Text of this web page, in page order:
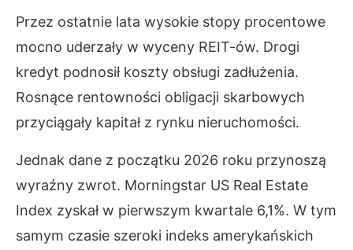
Przez ostatnie lata wysokie stopy procentowe
mocno uderzały w wyceny REIT-ów. Drogi
kredyt podnosił koszty obsługi zadłużenia.
Rosnące rentowności obligacji skarbowych
przyciągały kapitał z rynku nieruchomości.
Jednak dane z początku 2026 roku przynoszą
wyraźny zwrot. Morningstar US Real Estate
Index zyskał w pierwszym kwartale 6,1%. W tym
samym czasie szeroki indeks amerykańskich